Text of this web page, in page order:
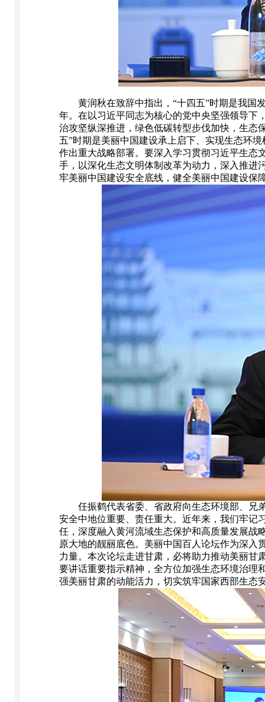
黄润秋在致辞中指出，“十四五”时期是我国发
年。在以习近平同志为核心的党中央坚强领导下
治攻坚纵深推进，绿色低碳转型步伐加快，生态
五”时期是美丽中国建设承上启下、实现生态环
作出重大战略部署。要深入学习贯彻习近平生态
手，以深化生态文明体制改革为动力，深入推进
牢美丽中国建设安全底线，健全美丽中国建设保
任振鹤代表省委、省政府向生态环境部、兄弟
安全中地位重要、责任重大。近年来，我们牢记
任，深度融入黄河流域生态保护和高质量发展战
原大地的靓丽底色。美丽中国百人论坛作为深入
力量。本次论坛走进甘肃，必将助力推动美丽甘
要讲话重要指示精神，全方位加强生态环境治理
强美丽甘肃的动能活力，切实筑牢国家西部生态